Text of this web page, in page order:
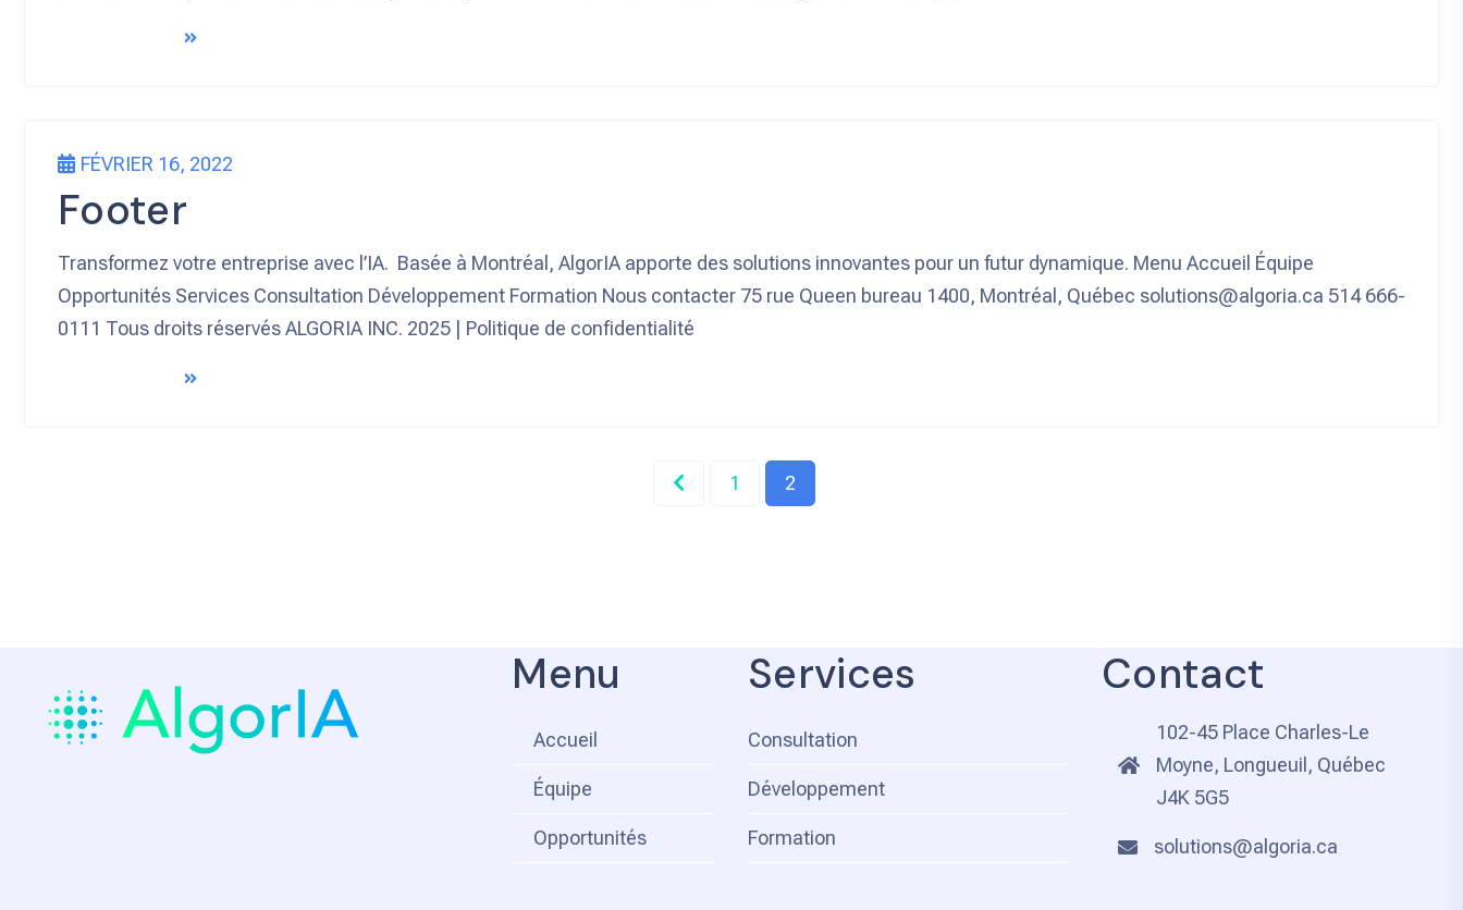
FÉVRIER 16, 2022
Footer
Transformez votre entreprise avec l’IA. Basée à Montréal, AlgorIA apporte des solutions innovantes pour un futur dynamique. Menu Accueil Équipe
Opportunités Services Consultation Développement Formation Nous contacter 75 rue Queen bureau 1400, Montréal, Québec solutions@algoria.ca 514 666-
0111 Tous droits réservés ALGORIA INC. 2025 | Politique de confidentialité
1 2
Menu
Accueil
Équipe
Opportunités
Services
Consultation
Développement
Formation
Contact
102-45 Place Charles-Le
Moyne, Longueuil, Québec
J4K 5G5
solutions@algoria.ca